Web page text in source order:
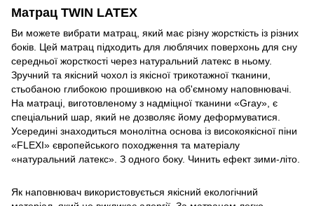
Матрац ТWIN LATEX
Ви можете вибрати матрац, який має різну жорсткість із різних
боків. Цей матрац підходить для люблячих поверхонь для сну
середньої жорсткості через натуральний латекс в ньому.
Зручний та якісний чохол із якісної трикотажної тканини,
стьобаною глибокою прошивкою на об'ємному наповнювачі.
На матраці, виготовленому з надміцної тканини «Gray», є
спеціальний шар, який не дозволяє йому деформуватися.
Усередині знаходиться монолітна основа із високоякісної піни
«FLEXI» європейського походження та матеріалу
«натуральний латекс». З одного боку. Чинить ефект зими-літо.
Як наповнювач використовується якісний екологічний